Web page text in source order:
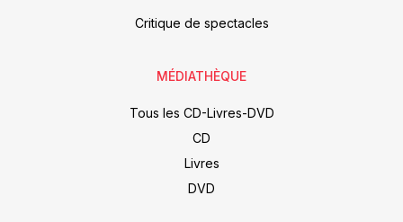
Critique de spectacles
MÉDIATHÈQUE
Tous les CD-Livres-DVD
CD
Livres
DVD